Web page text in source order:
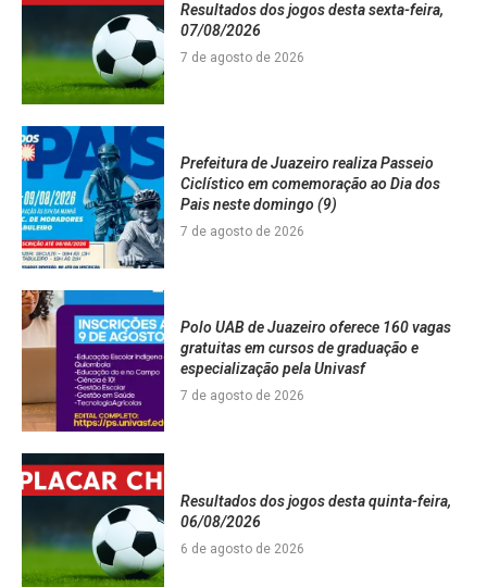
Resultados dos jogos desta sexta-feira,
07/08/2026
7 de agosto de 2026
Prefeitura de Juazeiro realiza Passeio
Ciclístico em comemoração ao Dia dos
Pais neste domingo (9)
7 de agosto de 2026
Polo UAB de Juazeiro oferece 160 vagas
gratuitas em cursos de graduação e
especialização pela Univasf
7 de agosto de 2026
Resultados dos jogos desta quinta-feira,
06/08/2026
6 de agosto de 2026